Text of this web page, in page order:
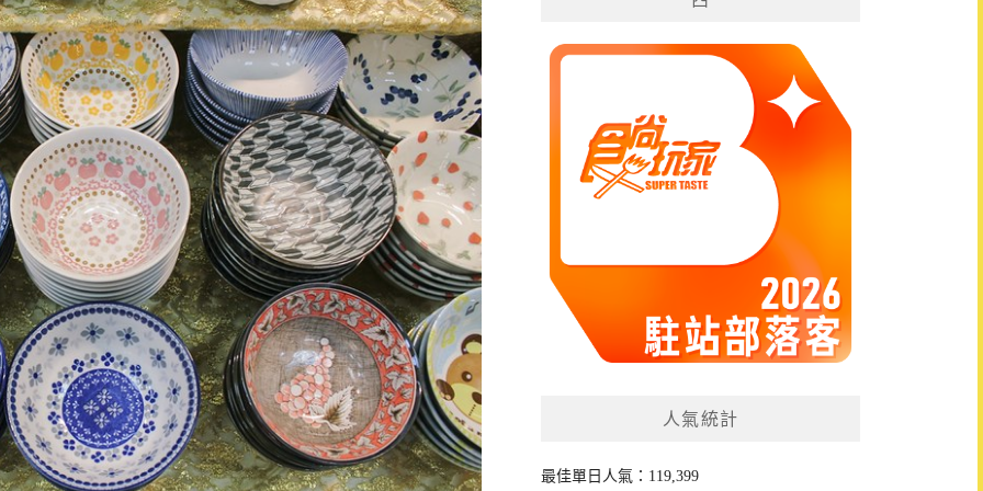
人氣統計
最佳單日人氣：119,399